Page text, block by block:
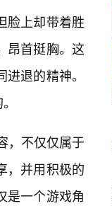
脸上却带着胜
昂首挺胸。这
退的精神。
，不仅仅属于
，并用积极的
是一个游戏角